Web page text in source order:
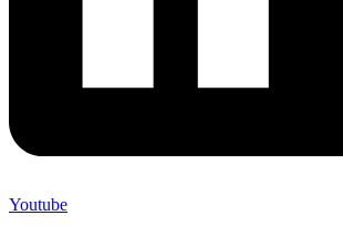
Youtube